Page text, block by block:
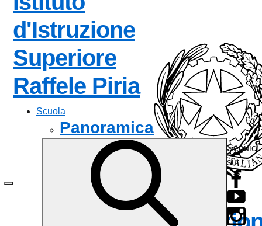
d'Istruzione
Superiore
Raffele Piria— Visita la
Scuola
Panoramica
Presentazione
Le persone
I numeri della scuola
Le carte della scuola
Istituto
Seguici
su: